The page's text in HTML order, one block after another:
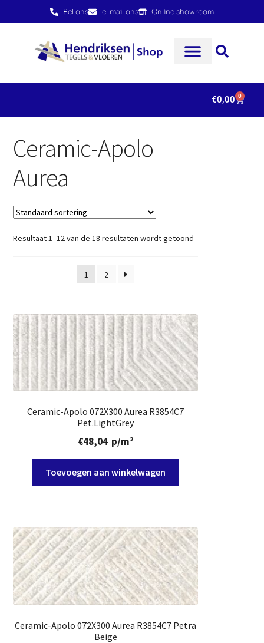
Bel ons e-mail ons Online showroom
€0,00 0
Ceramic-Apolo
Aurea
Resultaat 1–12 van de 18 resultaten wordt getoond
1 2
Ceramic-Apolo 072X300 Aurea R3854C7
Pet.LightGrey
€48,04 p/m²
Toevoegen aan winkelwagen
Ceramic-Apolo 072X300 Aurea R3854C7 Petra
Beige